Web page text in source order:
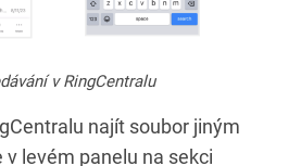
v RingCentralu
najít soubor jiným
levém panelu na sekci